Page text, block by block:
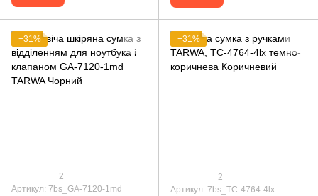
−31%
2
Артикул: 7bs_GA-7120-1md
−31%
2
Артикул: 7bs_TC-4764-4lx